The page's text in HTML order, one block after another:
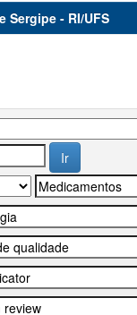
- RI/UFS